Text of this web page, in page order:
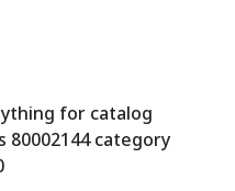
for catalog
80002144 category